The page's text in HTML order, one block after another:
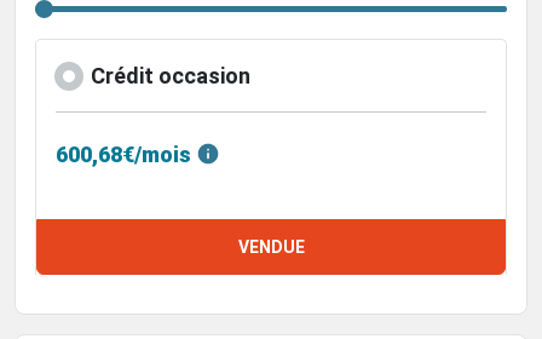
Crédit occasion
600,68€/mois
VENDUE